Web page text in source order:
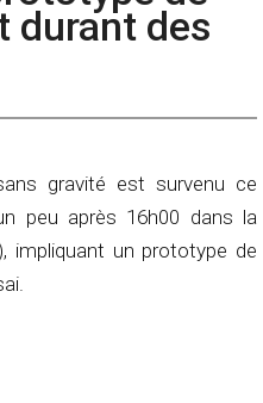
durant des
gravité est survenu ce
peu après 16h00 dans la
impliquant un prototype de